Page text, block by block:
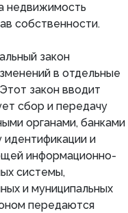
недвижимость
собственности.
закон
в отдельные
закон вводит
сбор и передачу
органами, банками
и
информационно-
системы,
и муниципальных
передаются